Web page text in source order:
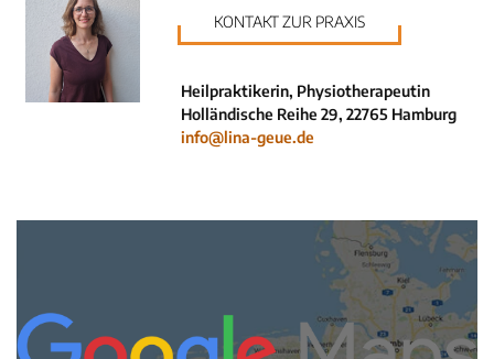
KONTAKT ZUR PRAXIS
Heilpraktikerin, Physiotherapeutin
Holländische Reihe 29, 22765 Hamburg
info@lina-geue.de
Krankenkassen
Neuigkeiten
Kleinanzeigen
Veranstaltungen